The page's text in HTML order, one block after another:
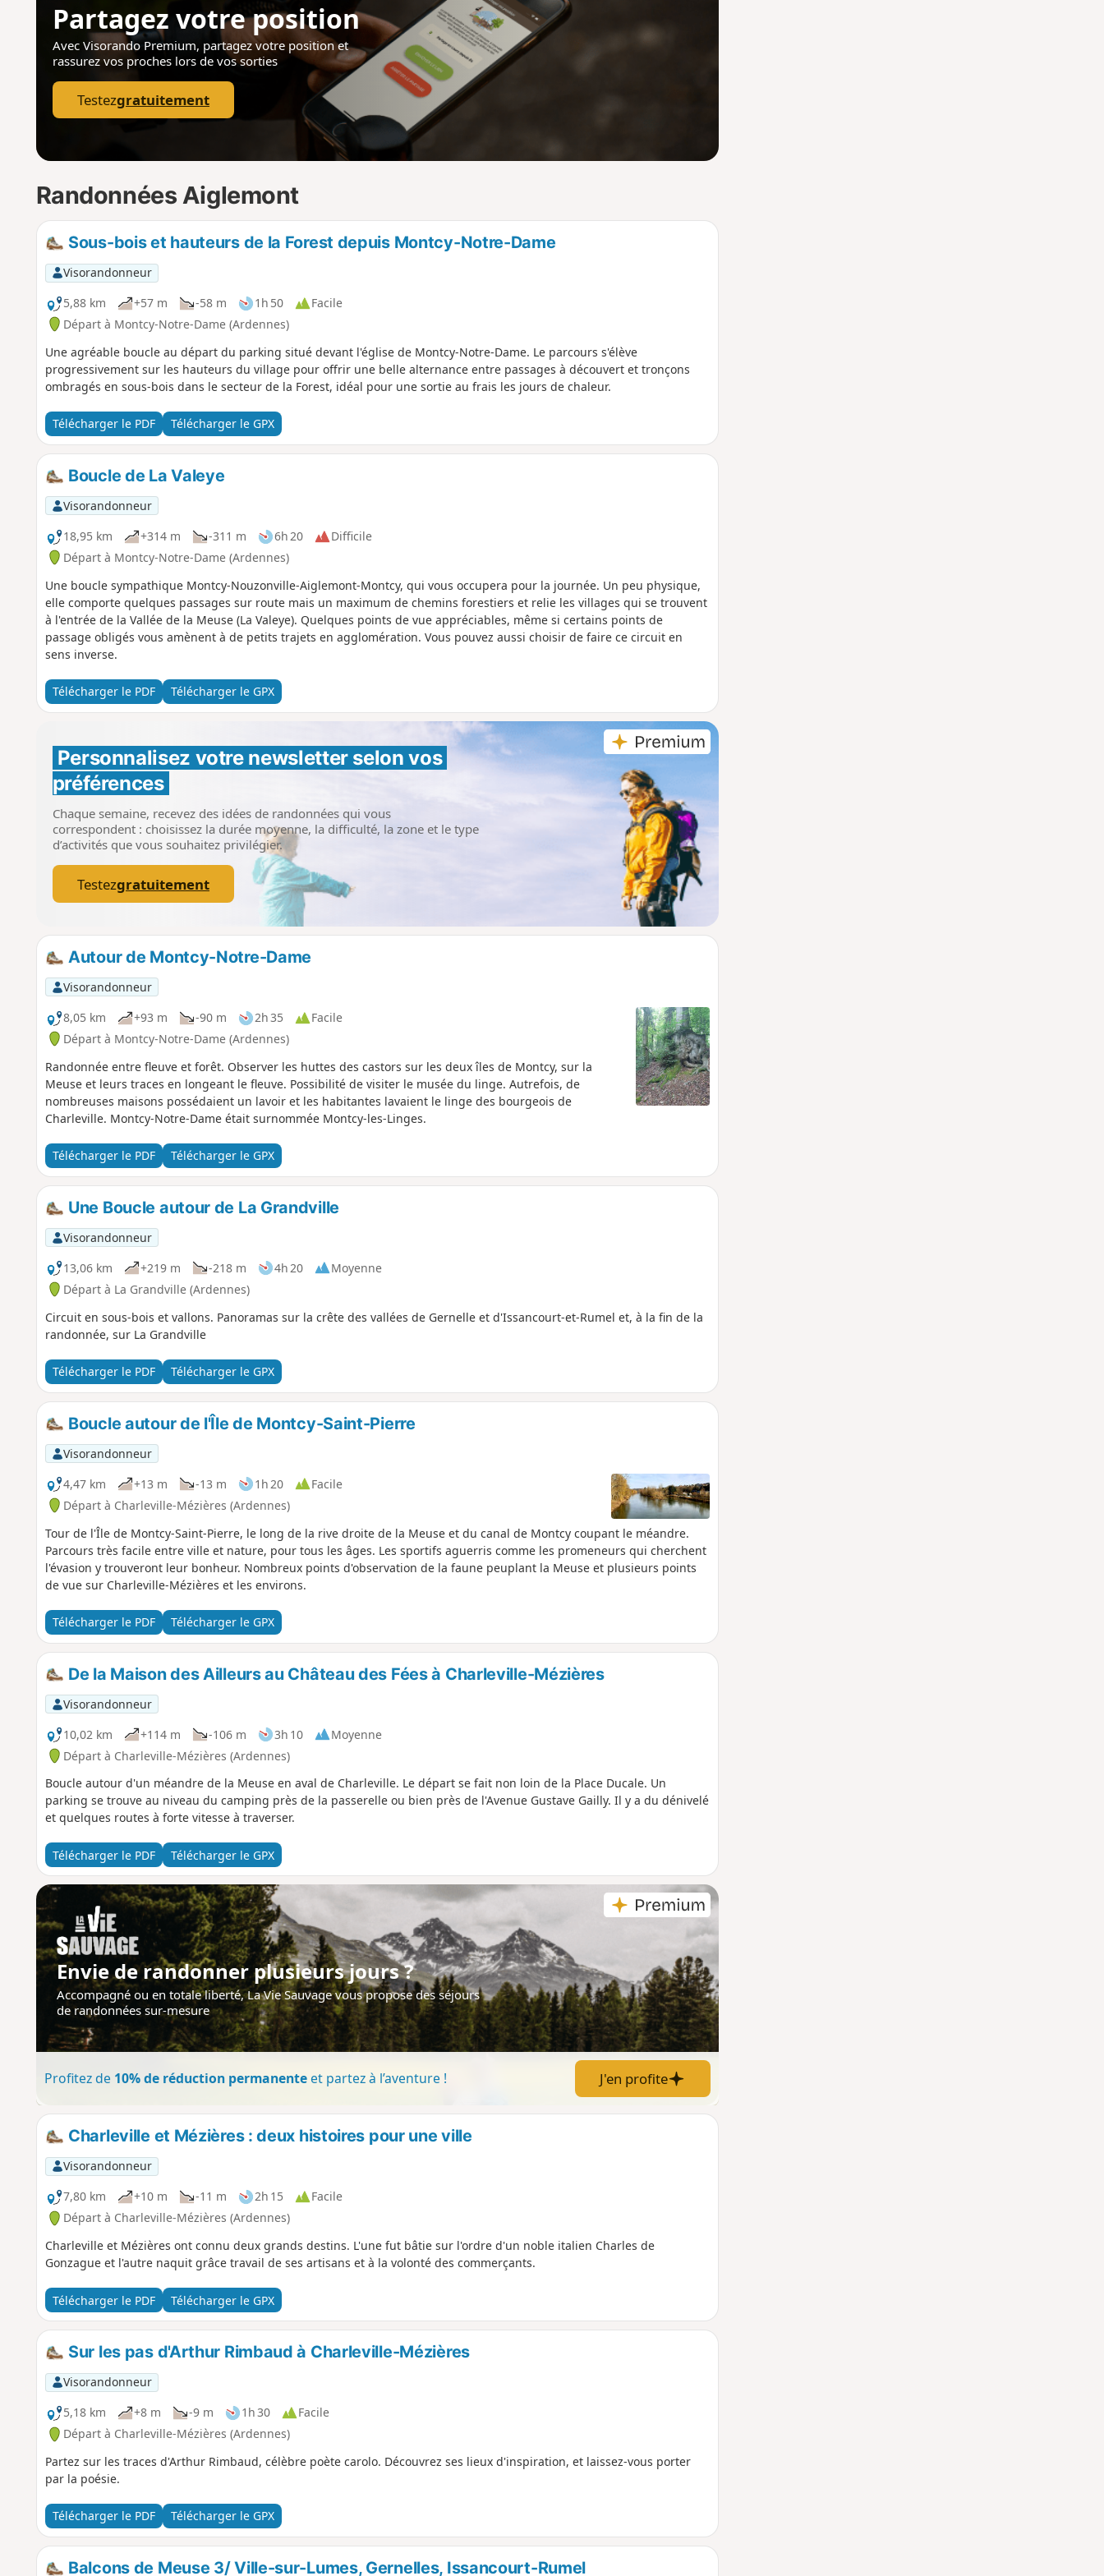
Partagez votre position
Avec Visorando Premium, partagez votre positionet
rassurez vos proches lors de vos sorties
Testezgratuitement
Randonnées Aiglemont
Sous-bois et hauteurs de la Forest depuis Montcy-Notre-Dame
Visorandonneur
5,88 km
+57 m -58 m 1h 50
Facile
Départ à Montcy-Notre-Dame (Ardennes)
Une agréable boucle au départ du parking situé devant l'église de Montcy-Notre-Dame. Le parcours s'élève
progressivement sur les hauteurs du village pour offrir une belle alternance entre passages à découvert et tronçons
ombragés en sous-bois dans le secteur de la Forest, idéal pour une sortie au frais les jours de chaleur.
Télécharger le PDF Télécharger le GPX
Boucle de La Valeye
Visorandonneur
18,95 km
+314 m -311 m 6h 20
Difficile
Départ à Montcy-Notre-Dame (Ardennes)
Une boucle sympathique Montcy-Nouzonville-Aiglemont-Montcy, qui vous occupera pour la journée. Un peu physique,
elle comporte quelques passages sur route mais un maximum de chemins forestiers et relie les villages qui se trouvent
à l'entrée de la Vallée de la Meuse (La Valeye). Quelques points de vue appréciables, même si certains points de
passage obligés vous amènent à de petits trajets en agglomération. Vous pouvez aussi choisir de faire ce circuit en
sens inverse.
Télécharger le PDF Télécharger le GPX
Personnalisez votre newsletter selon vos
préférences
Chaque semaine, recevez des idées de randonnées qui vous
correspondent : choisissez la durée moyenne, la difficulté, la zone et le type
d’activités que vous souhaitez privilégier.
Testezgratuitement
Autour de Montcy-Notre-Dame
Visorandonneur
8,05 km
+93 m -90 m 2h 35
Facile
Départ à Montcy-Notre-Dame (Ardennes)
Randonnée entre fleuve et forêt. Observer les huttes des castors sur les deux îles de Montcy, sur la
Meuse et leurs traces en longeant le fleuve. Possibilité de visiter le musée du linge. Autrefois, de
nombreuses maisons possédaient un lavoir et les habitantes lavaient le linge des bourgeois de
Charleville. Montcy-Notre-Dame était surnommée Montcy-les-Linges.
Télécharger le PDF Télécharger le GPX
Une Boucle autour de La Grandville
Visorandonneur
13,06 km
+219 m -218 m 4h 20
Moyenne
Départ à La Grandville (Ardennes)
Circuit en sous-bois et vallons. Panoramas sur la crête des vallées de Gernelle et d'Issancourt-et-Rumel et, à la fin de la
randonnée, sur La Grandville
Télécharger le PDF Télécharger le GPX
Boucle autour de l'Île de Montcy-Saint-Pierre
Visorandonneur
4,47 km
+13 m -13 m 1h 20
Facile
Départ à Charleville-Mézières (Ardennes)
Tour de l'Île de Montcy-Saint-Pierre, le long de la rive droite de la Meuse et du canal de Montcy coupant le méandre.
Parcours très facile entre ville et nature, pour tous les âges. Les sportifs aguerris comme les promeneurs qui cherchent
l'évasion y trouveront leur bonheur. Nombreux points d'observation de la faune peuplant la Meuse et plusieurs points
de vue sur Charleville-Mézières et les environs.
Télécharger le PDF Télécharger le GPX
De la Maison des Ailleurs au Château des Fées à Charleville-Mézières
Visorandonneur
10,02 km
+114 m -106 m 3h 10
Moyenne
Départ à Charleville-Mézières (Ardennes)
Boucle autour d'un méandre de la Meuse en aval de Charleville. Le départ se fait non loin de la Place Ducale. Un
parking se trouve au niveau du camping près de la passerelle ou bien près de l'Avenue Gustave Gailly. Il y a du dénivelé
et quelques routes à forte vitesse à traverser.
Télécharger le PDF Télécharger le GPX
Envie de randonner plusieurs jours ?
Accompagné ou en totale liberté, La Vie Sauvage vous propose des séjours
de randonnées sur-mesure
Profitez de 10% de réduction permanenteet partez à l’aventure ! J'en profite
Charleville et Mézières : deux histoires pour une ville
Visorandonneur
7,80 km
+10 m -11 m 2h 15
Facile
Départ à Charleville-Mézières (Ardennes)
Charleville et Mézières ont connu deux grands destins. L'une fut bâtie sur l'ordre d'un noble italien Charles de
Gonzague et l'autre naquit grâce travail de ses artisans et à la volonté des commerçants.
Télécharger le PDF Télécharger le GPX
Sur les pas d'Arthur Rimbaud à Charleville-Mézières
Visorandonneur
5,18 km
+8 m -9 m 1h 30
Facile
Départ à Charleville-Mézières (Ardennes)
Partez sur les traces d'Arthur Rimbaud, célèbre poète carolo. Découvrez ses lieux d'inspiration, et laissez-vous porter
par la poésie.
Télécharger le PDF Télécharger le GPX
Balcons de Meuse 3/ Ville-sur-Lumes, Gernelles, Issancourt-Rumel